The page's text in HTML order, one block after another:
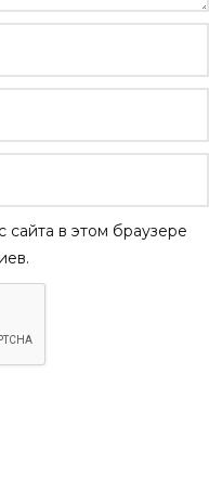
сайта в этом браузере